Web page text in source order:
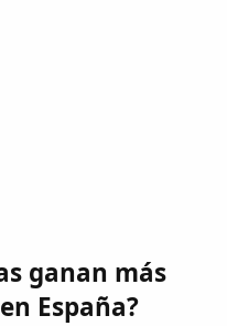
ganan más
España?